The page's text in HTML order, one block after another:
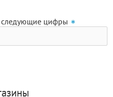
следующие цифры